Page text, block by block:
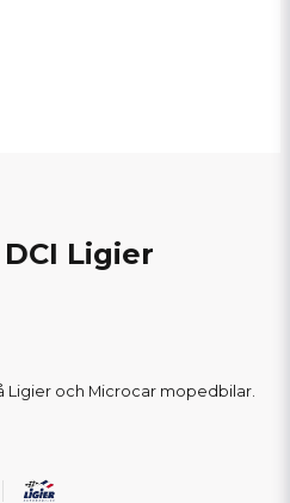
Ligier
Ligier och Microcar mopedbilar.